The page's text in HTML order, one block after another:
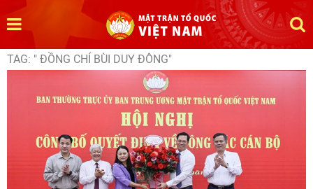
TAG: " ĐỒNG CHÍ BÙI DUY ĐÔNG"